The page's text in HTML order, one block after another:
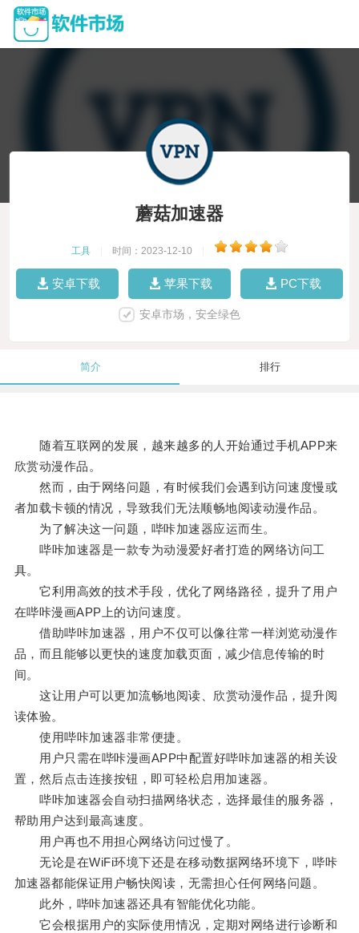
蘑菇加速器
工具 时间：2023-12-10
安卓下载 苹果下载 PC下载
安卓市场，安全绿色
简介 排行
随着互联网的发展，越来越多的人开始通过手机APP来
欣赏动漫作品。
然而，由于网络问题，有时候我们会遇到访问速度慢或
者加载卡顿的情况，导致我们无法顺畅地阅读动漫作品。
为了解决这一问题，哔咔加速器应运而生。
哔咔加速器是一款专为动漫爱好者打造的网络访问工
具。
它利用高效的技术手段，优化了网络路径，提升了用户
在哔咔漫画APP上的访问速度。
借助哔咔加速器，用户不仅可以像往常一样浏览动漫作
品，而且能够以更快的速度加载页面，减少信息传输的时
间。
这让用户可以更加流畅地阅读、欣赏动漫作品，提升阅
读体验。
使用哔咔加速器非常便捷。
用户只需在哔咔漫画APP中配置好哔咔加速器的相关设
置，然后点击连接按钮，即可轻松启用加速器。
哔咔加速器会自动扫描网络状态，选择最佳的服务器，
帮助用户达到最高速度。
用户再也不用担心网络访问过慢了。
无论是在WiFi环境下还是在移动数据网络环境下，哔咔
加速器都能保证用户畅快阅读，无需担心任何网络问题。
此外，哔咔加速器还具有智能优化功能。
它会根据用户的实际使用情况，定期对网络进行诊断和